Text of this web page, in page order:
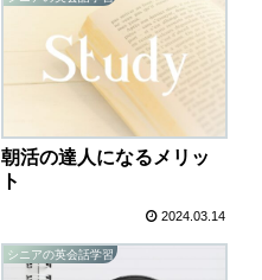
朝活の達人になるメリッ
ト
2024.03.14
シニアの英会話学習